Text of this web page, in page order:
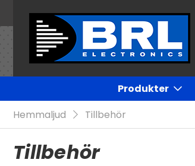
Produkter
Hemmaljud
Tillbehör
Tillbehör